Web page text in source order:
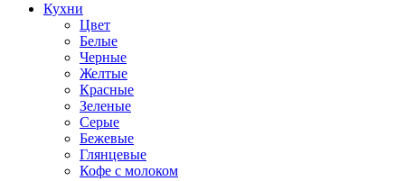
Кухни
Цвет
Белые
Черные
Желтые
Красные
Зеленые
Серые
Бежевые
Глянцевые
Кофе с молоком